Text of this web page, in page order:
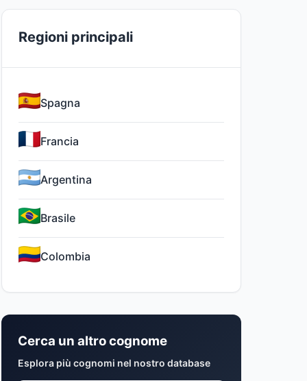
Regioni principali
Spagna
Francia
Argentina
Brasile
Colombia
Cerca un altro cognome
Esplora più cognomi nel nostro database